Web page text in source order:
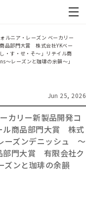
ルニア・レーズン ベーカリー
品部門大賞 株式会社YKベー
・す・せ・そ～」リテイル商
レーズンと珈琲の余韻～」
Jun 25, 2026
カリー新製品開発コ
ル商品部門大賞 株式
ーズンデニッシュ ～
部門大賞 有限会社ク
ンと珈琲の余韻